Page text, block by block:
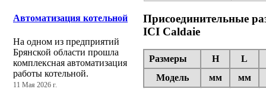
Автоматизация котельной
На одном из предприятий
Брянской области прошла
комплексная автоматизация
работы котельной.
11 Мая 2026 г.
Присоединительные
ICI Caldaie
Размеры H
L
Модель
мм
мм